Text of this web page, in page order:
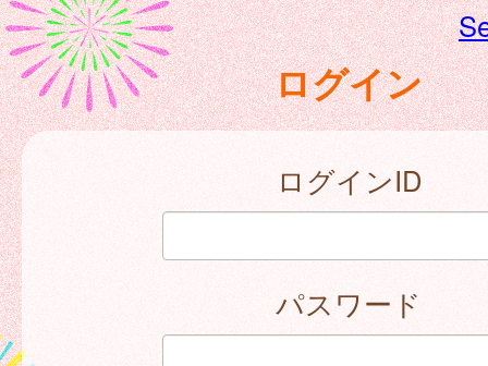
ログイン
ログインID
パスワード